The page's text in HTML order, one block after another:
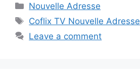
Nouvelle Adresse
Coflix TV Nouvelle Adresse
Leave a comment